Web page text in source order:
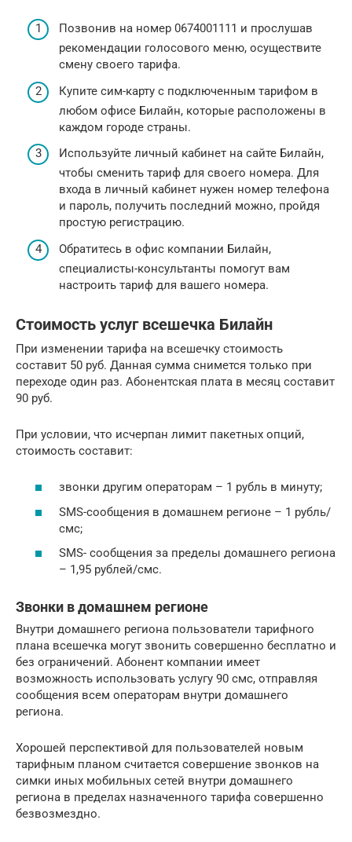
Позвонив на номер 0674001111 и прослушав
рекомендации голосового меню, осуществите
смену своего тарифа.
Купите сим-карту с подключенным тарифом в
любом офисе Билайн, которые расположены в
каждом городе страны.
Используйте личный кабинет на сайте Билайн,
чтобы сменить тариф для своего номера. Для
входа в личный кабинет нужен номер телефона
и пароль, получить последний можно, пройдя
простую регистрацию.
Обратитесь в офис компании Билайн,
специалисты-консультанты помогут вам
настроить тариф для вашего номера.
Стоимость услуг всешечка Билайн
При изменении тарифа на всешечку стоимость
составит 50 руб. Данная сумма снимется только при
переходе один раз. Абонентская плата в месяц составит
90 руб.
При условии, что исчерпан лимит пакетных опций,
стоимость составит:
звонки другим операторам – 1 рубль в минуту;
SMS-сообщения в домашнем регионе – 1 рубль/
смс;
SMS- сообщения за пределы домашнего региона
– 1,95 рублей/смс.
Звонки в домашнем регионе
Внутри домашнего региона пользователи тарифного
плана всешечка могут звонить совершенно бесплатно и
без ограничений. Абонент компании имеет
возможность использовать услугу 90 смс, отправляя
сообщения всем операторам внутри домашнего
региона.
Хорошей перспективой для пользователей новым
тарифным планом считается совершение звонков на
симки иных мобильных сетей внутри домашнего
региона в пределах назначенного тарифа совершенно
безвозмездно.